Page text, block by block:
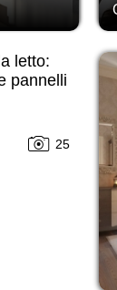
letto:
pannelli
25